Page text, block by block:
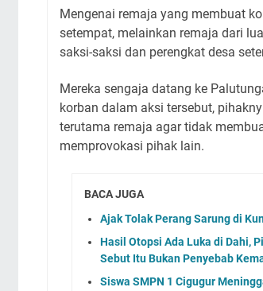
Mengenai remaja yang membuat
setempat, melainkan remaja dari
saksi-saksi dan perengkat desa
Mereka sengaja datang ke
korban dalam aksi tersebut,
terutama remaja agar tidak
memprovokasi pihak lain.
BACA JUGA
Ajak Tolak Perang Sarung di
Hasil Otopsi Ada Luka di Dahi,
Sebut Itu Bukan Penyebab
Siswa SMPN 1 Cigugur